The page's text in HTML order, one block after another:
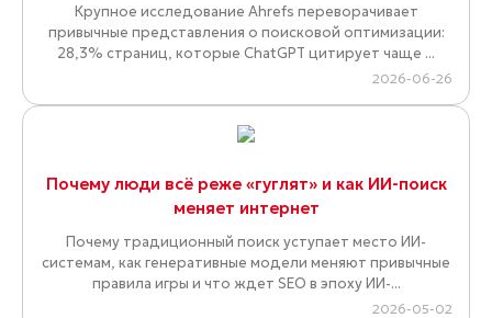
Крупное исследование Ahrefs переворачивает
привычные представления о поисковой оптимизации:
28,3% страниц, которые ChatGPT цитирует чаще ...
2026-06-26
Почему люди всё реже «гуглят» и как ИИ-поиск
меняет интернет
Почему традиционный поиск уступает место ИИ-
системам, как генеративные модели меняют привычные
правила игры и что ждет SEO в эпоху ИИ-...
2026-05-02